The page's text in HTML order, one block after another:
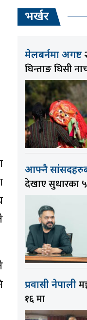
भर्खर
मेलबर्नमा अगष्ट
घिन्ताङ घिसी
आफ्नै
देखाए सुधारका
प्रवासी नेपाली
१६ मा